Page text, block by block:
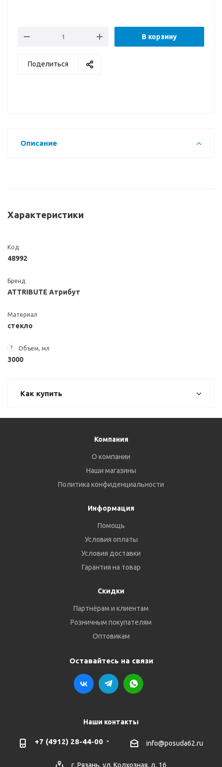
В корзину
Поделиться
Описание
Характеристики
Код
48992
Бренд
ATTRIBUTE Атрибут
Материал
стекло
? Объем, мл
3000
Как купить
Компания
О компании
Наши магазины
Политика конфиденциальности
Информация
Помощь
Условия оплаты
Условия доставки
Гарантия на товар
Скидки
Партнёрам и клиентам
Розничным покупателям
Оптовикам
Оставайтесь на связи
Наши контакты
+7 (4912) 28-44-00 info@posuda62.ru
г. Рязань, ул. Колхозная, д. 16